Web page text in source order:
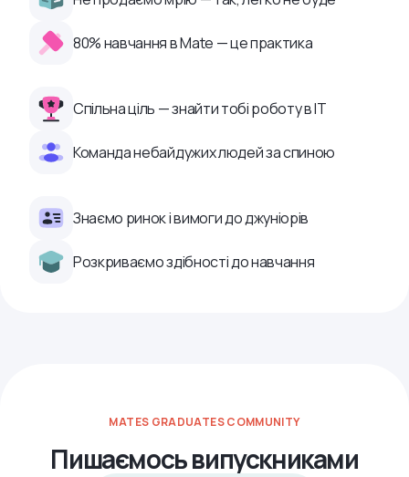
80% навчання в Mate — це практика
Спільна ціль — знайти тобі роботу в ІТ
Команда небайдужих людей за спиною
Знаємо ринок і вимоги до джуніорів
Розкриваємо здібності до навчання
MATES GRADUATES COMMUNITY
Пишаємось випускниками